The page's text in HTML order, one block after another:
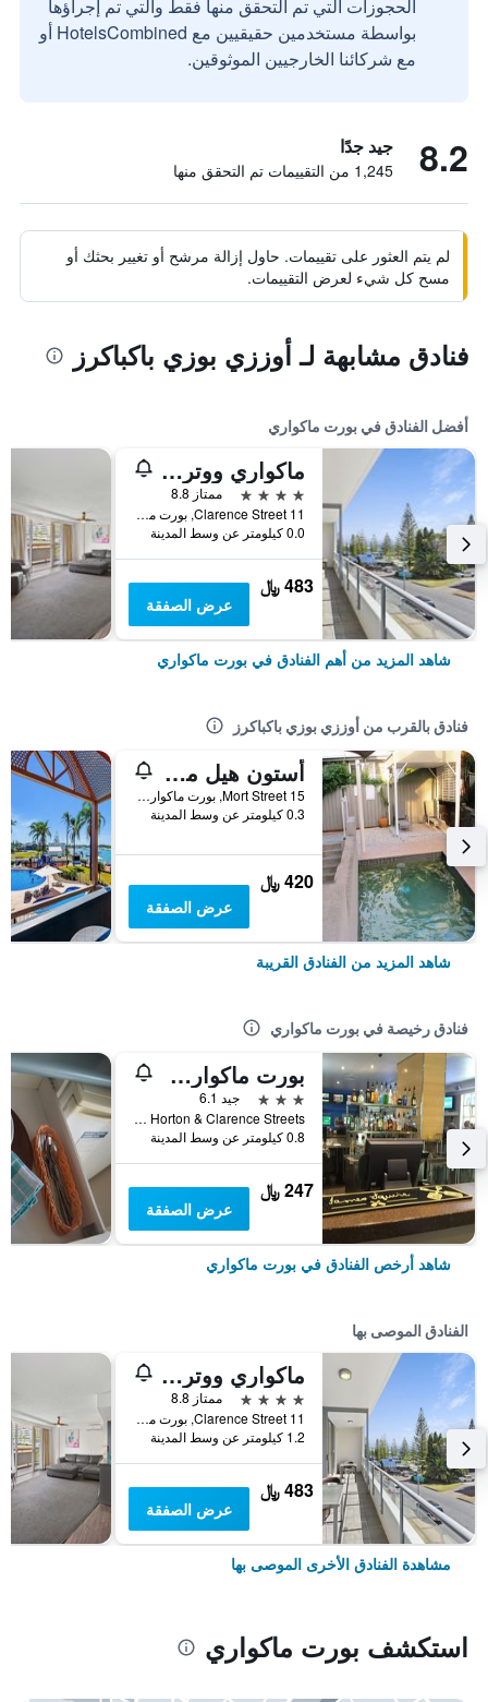
الحجوزات التي تم التحقق منها فقط والتي تم إجراؤها
بواسطة مستخدمين حقيقيين مع HotelsCombined أو
مع شركائنا الخارجيين الموثوقين.
8.2 جيد جدًا
1,245 من التقييمات تم التحقق منها
لم يتم العثور على تقييمات. حاول إزالة مرشح أو تغيير بحثك أو
مسح كل شيء لعرض التقييمات.
فنادق مشابهة لـ أوززي بوزي باكباكرز
أفضل الفنادق في بورت ماكواري
ماكواري ووترز بوتيك أبارتمنت هوتل
4 نجوم
ممتاز 8.8
11 Clarence Street, بورت ماكواري, NSW, أستراليا
0.0 كيلومتر عن وسط المدينة
483 ﷼
عرض الصفقة
شاهد المزيد من أهم الفنادق في بورت ماكواري
فنادق بالقرب من أوززي بوزي باكباكرز
أستون هيل موتور لودج
15 Mort Street, بورت ماكواري, NSW, أستراليا
0.3 كيلومتر عن وسط المدينة
420 ﷼
عرض الصفقة
شاهد المزيد من الفنادق القريبة
فنادق رخيصة في بورت ماكواري
بورت ماكواري هوتل
3 نجوم
جيد 6.1
Cnr Horton & Clarence Streets, بورت ماكواري, NSW, أستراليا
0.8 كيلومتر عن وسط المدينة
247 ﷼
عرض الصفقة
شاهد أرخص الفنادق في بورت ماكواري
الفنادق الموصى بها
ماكواري ووترز بوتيك أبارتمنت هوتل
4 نجوم
ممتاز 8.8
11 Clarence Street, بورت ماكواري, NSW, أستراليا
1.2 كيلومتر عن وسط المدينة
483 ﷼
عرض الصفقة
مشاهدة الفنادق الأخرى الموصى بها
استكشف بورت ماكواري